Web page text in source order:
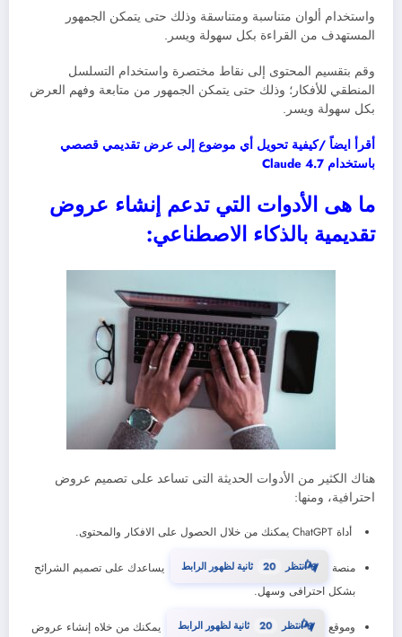
واستخدام ألوان متناسبة ومتناسقة وذلك حتى يتمكن الجمهور
المستهدف من القراءة بكل سهولة ويسر.
وقم بتقسيم المحتوى إلى نقاط مختصرة واستخدام التسلسل
المنطقي للأفكار؛ وذلك حتى يتمكن الجمهور من متابعة وفهم العرض
بكل سهولة ويسر.
أقرأ ايضاً /كيفية تحويل أي موضوع إلى عرض تقديمي قصصي
باستخدام Claude 4.7
ما هى الأدوات التي تدعم إنشاء عروض
تقديمية بالذكاء الاصطناعي:
هناك الكثير من الأدوات الحديثة التى تساعد على تصميم عروض
احترافية، ومنها:
أداة ChatGPT يمكنك من خلال الحصول على الافكار والمحتوى.
منصة ⏳انتظر 19 ثانية لظهور الرابط
يساعدك على تصميم الشرائح
بشكل احترافى وسهل.
وموقع ⏳انتظر 19 ثانية لظهور الرابط
يمكنك من خلاه إنشاء عروض